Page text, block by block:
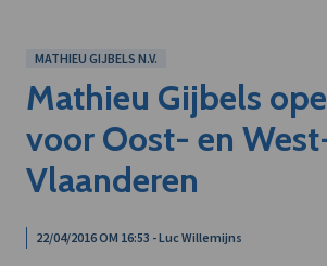
MATHIEU GIJBELS N.V.
Mathieu Gijbels
voor Oost- en
Vlaanderen
22/04/2016 OM 16:53 - Luc Willemijns